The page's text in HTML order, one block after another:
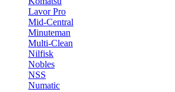
Lavor Pro
Mid-Central
Minuteman
Multi-Clean
Nilfisk
Nobles
NSS
Numatic